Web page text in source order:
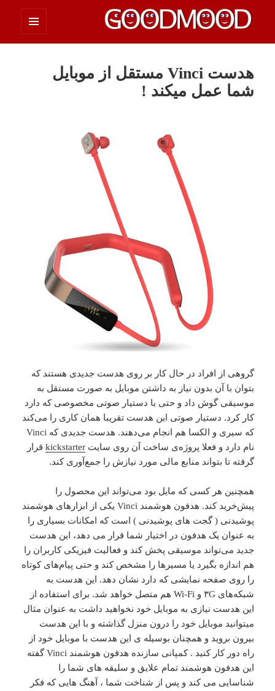
چیزای خووب مووب
هدست Vinci مستقل از موبایل
شما عمل میکند !
گروهی از افراد در حال کار بر روی هدست جدیدی هستند که
بتوان با آن بدون نیاز به داشتن موبایل به صورت مستقل به
موسیقی گوش داد و حتی با دستیار صوتی مخصوصی که دارد
کار کرد. دستیار صوتی این هدست تقریبا همان کاری را می‌کند
که سیری و الکسا هم انجام می‌دهند. هدست جدیدی که Vinci
نام دارد و فعلا پروژه‌ی ساخت آن روی سایتkickstarter قرار
گرفته تا بتواند منابع مالی مورد نیازش را جمع‌آوری کند.
همچنین هر کسی که مایل بود می‌تواند این محصول را
پیش‌خرید کند. هدفون هوشمند Vinci یکی از ابزارهای هوشمند
پوشیدنی ( گجت های پوشیدنی ) است که امکانات بسیاری را
به عنوان یک هدفون در اختیار شما قرار می دهد، این هدست
جدید می‌تواند موسیقی پخش کند و فعالیت فیزیکی کاربران را
هم اندازه بگیرد یا مسیرها را مشخص کند و حتی پیام‌های کوتاه
را روی صفحه نمایشی که دارد نشان دهد. این هدست به
شبکه‌های ۳G و Wi-Fi هم متصل خواهد شد. برای استفاده از
این هدست نیازی به موبایل خود نخواهید داشت به عنوان مثال
میتوانید موبایل خود را درون منزل گذاشته و با این هدست
بیرون بروید و همچنان بوسیله ی این هدست با موبایل خود از
راه دور کار کنید . کمپانی سازنده هدفون هوشمند Vinci گفته
این هدفون هوشمند تمام علایق و سلیقه های شما را
شناسایی می کند و پس از شناخت شما ، آهنگ هایی که فکر